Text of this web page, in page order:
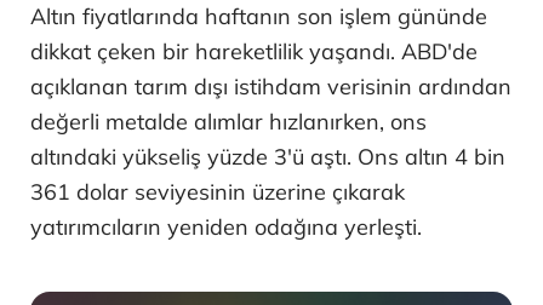
Altın fiyatlarında haftanın son işlem gününde
dikkat çeken bir hareketlilik yaşandı. ABD'de
açıklanan tarım dışı istihdam verisinin ardından
değerli metalde alımlar hızlanırken, ons
altındaki yükseliş yüzde 3'ü aştı. Ons altın 4 bin
361 dolar seviyesinin üzerine çıkarak
yatırımcıların yeniden odağına yerleşti.